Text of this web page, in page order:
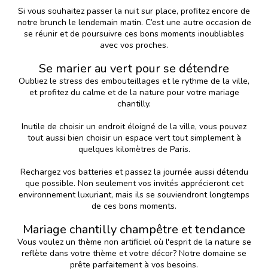
Si vous souhaitez passer la nuit sur place, profitez encore de
notre brunch le lendemain matin. C’est une autre occasion de
se réunir et de poursuivre ces bons moments inoubliables
avec vos proches.
Se marier au vert pour se détendre
Oubliez le stress des embouteillages et le rythme de la ville,
et profitez du calme et de la nature pour votre mariage
chantilly.
Inutile de choisir un endroit éloigné de la ville, vous pouvez
tout aussi bien choisir un espace vert tout simplement à
quelques kilomètres de Paris.
Rechargez vos batteries et passez la journée aussi détendu
que possible. Non seulement vos invités apprécieront cet
environnement luxuriant, mais ils se souviendront longtemps
de ces bons moments.
Mariage chantilly champêtre et tendance
Vous voulez un thème non artificiel où l'esprit de la nature se
reflète dans votre thème et votre décor? Notre domaine se
prête parfaitement à vos besoins.